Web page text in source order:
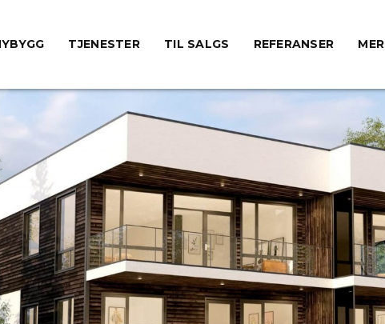
TJENESTER TIL SALGS REFERANSER MER